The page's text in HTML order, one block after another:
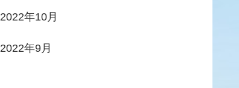
2022年10月
2022年9月